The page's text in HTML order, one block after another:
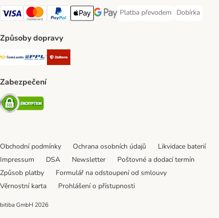
Visa Payment Method
mastercard Payment Method
PayPal Payment Method
Apple pay Payment Method
Google Pay Payment Method
Platba převodem
Platba převodem Payment
Dobírka
Dobírka
Způsoby dopravy
Česká pošta Shipping Method
PPL Shipping Method
Zabezpečení
Security
Obchodní podmínky Ochrana osobních údajů
Likvidace baterií
Impressum
DSA Newsletter
Poštovné a dodací termín
Způsob platby
Formulář na odstoupení od smlouvy
Věrnostní karta
Prohlášení o přístupnosti
bitiba GmbH 2026